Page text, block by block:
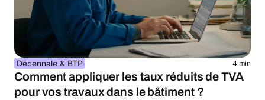
Décennale & BTP 4 min
Comment appliquer les taux réduits de TVA
pour vos travaux dans le bâtiment ?